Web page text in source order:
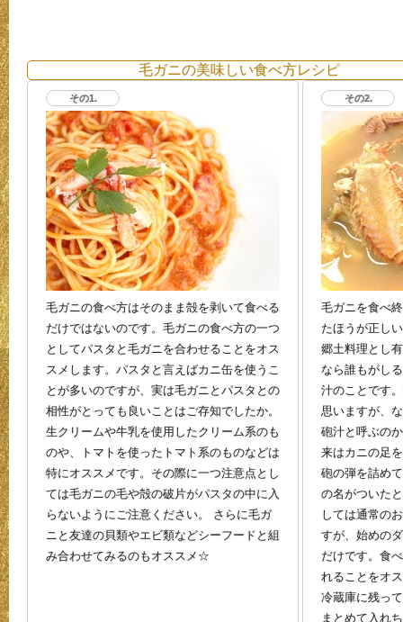
毛ガニの美味しい食べ方レシピ
その1.
毛ガニの食べ方はそのまま殻を剥いて食べる
だけではないのです。毛ガニの食べ方の一つ
としてパスタと毛ガニを合わせることをオス
スメします。パスタと言えばカニ缶を使うこ
とが多いのですが、実は毛ガニとパスタとの
相性がとっても良いことはご存知でしたか。
生クリームや牛乳を使用したクリーム系のも
のや、トマトを使ったトマト系のものなどは
特にオススメです。その際に一つ注意点とし
ては毛ガニの毛や殻の破片がパスタの中に入
らないようにご注意ください。 さらに毛ガ
ニと友達の貝類やエビ類などシーフードと組
み合わせてみるのもオススメ☆
その2.
毛ガニを食べ
たほうが正し
郷土料理とし
なら誰もがし
汁のことです
思いますが、
砲汁と呼ぶの
来はカニの足
砲の弾を詰め
の名がついた
しては通常の
すが、始めの
だけです。食
れることをオ
冷蔵庫に残っ
まとめて入れ